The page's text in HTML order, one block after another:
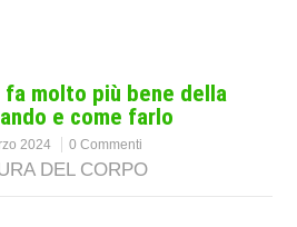
fa molto più bene della
e come farlo
2024 0 Commenti
DEL CORPO